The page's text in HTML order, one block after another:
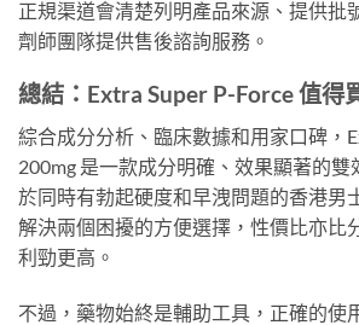
正規渠道會清楚列明產品來源、提供批
劑師團隊提供售後諮詢服務。
總結：Extra Super P-Force 值得
綜合成分分析、臨床數據和用家口碑，
200mg 是一款成分明確、效果顯著的
於同時有勃起硬度和早洩問題的香港男
解決兩個困擾的方便選擇，性價比亦比
利勁更高。
不過，藥物始終是輔助工具，正確的使